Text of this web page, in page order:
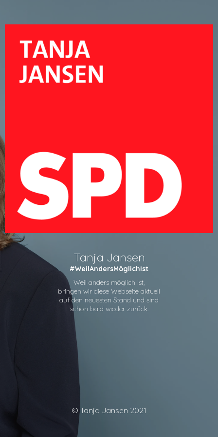
Tanja Jansen
#WeilAndersMöglichIst
Weil anders möglich ist,
bringen wir diese Webseite aktuell
auf den neuesten Stand und sind
schon bald wieder zurück.
© Tanja Jansen 2021